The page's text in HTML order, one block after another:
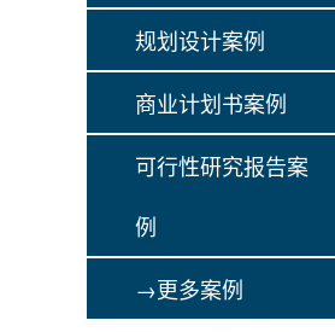
规划设计案例
商业计划书案例
可行性研究报告案
例
→更多案例